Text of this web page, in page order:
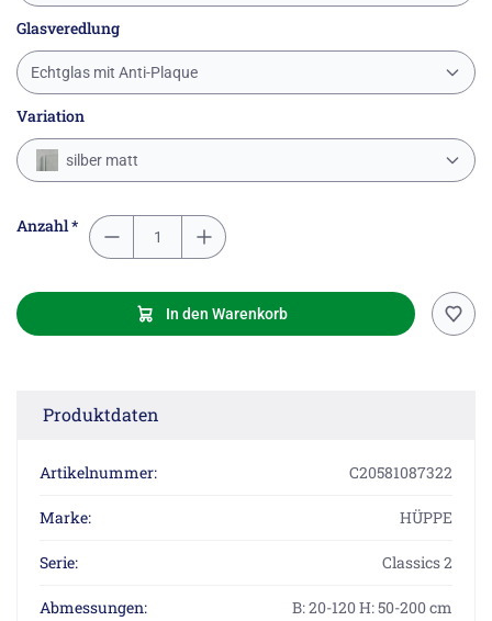
Glasveredlung
Echtglas mit Anti-Plaque
Variation
silber matt
Anzahl *
In den Warenkorb
Produktdaten
Artikelnummer: C20581087322
Marke: HÜPPE
Serie: Classics 2
Abmessungen: B: 20-120 H: 50-200 cm